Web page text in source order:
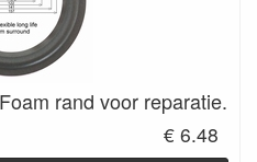
rand voor reparatie.
€ 6.48